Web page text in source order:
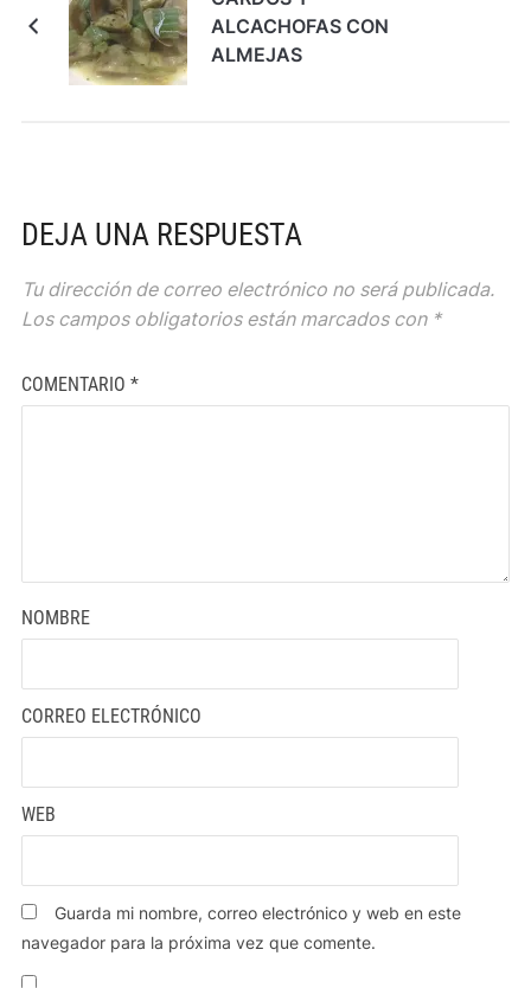
ALCACHOFAS CON
ALMEJAS
DEJA UNA RESPUESTA
Tu dirección de correo electrónico no será publicada.
Los campos obligatorios están marcados con *
COMENTARIO *
NOMBRE
CORREO ELECTRÓNICO
WEB
Guarda mi nombre, correo electrónico y web en este
navegador para la próxima vez que comente.